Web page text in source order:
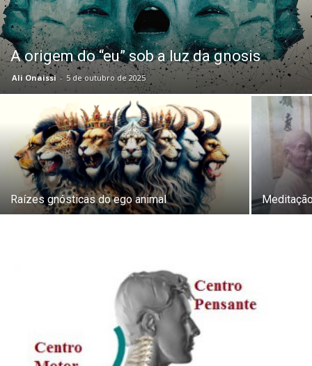
A origem do “eu” sob a luz da gnosis
Ali Onaissi - 5 de outubro de 2025
Raízes gnósticas do ego animal